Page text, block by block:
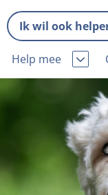
Ik wil ook
Help mee
Missie en visie
Wat wij doen
Onze organisatie
Samenwerking